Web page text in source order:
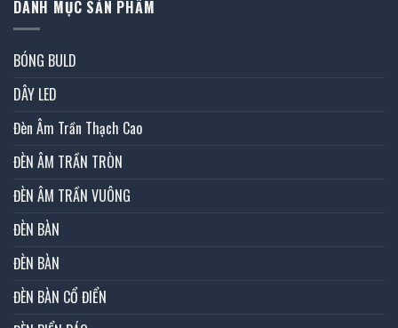
DANH MỤC SẢN PHẨM
BÓNG BULD
DÂY LED
Đèn Âm Trần Thạch Cao
ĐÈN ÂM TRẦN TRÒN
ĐÈN ÂM TRẦN VUÔNG
ĐÈN BÀN
ĐÈN BÀN
ĐÈN BÀN CỔ ĐIỂN